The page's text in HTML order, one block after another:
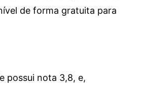
de forma gratuita para
possui nota 3,8, e,